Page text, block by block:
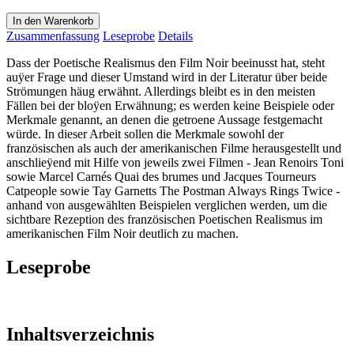
In den Warenkorb
Zusammenfassung Leseprobe Details
Dass der Poetische Realismus den Film Noir beeinusst hat, steht
auÿer Frage und dieser Umstand wird in der Literatur über beide
Strömungen häug erwähnt. Allerdings bleibt es in den meisten
Fällen bei der bloÿen Erwähnung; es werden keine Beispiele oder
Merkmale genannt, an denen die getroene Aussage festgemacht
würde. In dieser Arbeit sollen die Merkmale sowohl der
französischen als auch der amerikanischen Filme herausgestellt und
anschlieÿend mit Hilfe von jeweils zwei Filmen - Jean Renoirs Toni
sowie Marcel Carnés Quai des brumes und Jacques Tourneurs
Catpeople sowie Tay Garnetts The Postman Always Rings Twice -
anhand von ausgewählten Beispielen verglichen werden, um die
sichtbare Rezeption des französischen Poetischen Realismus im
amerikanischen Film Noir deutlich zu machen.
Leseprobe
Inhaltsverzeichnis